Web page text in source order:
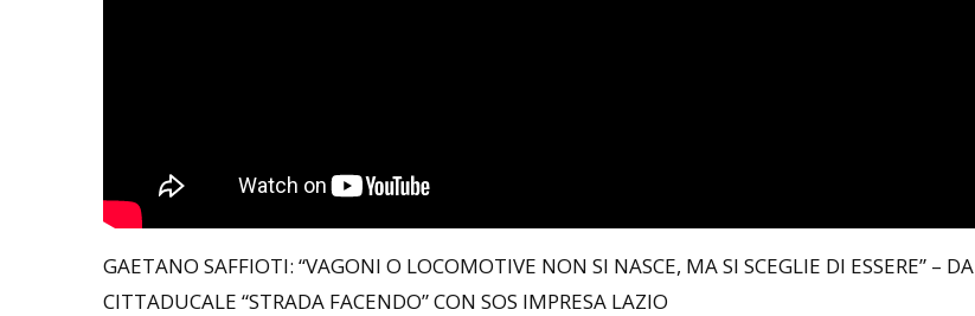
GAETANO SAFFIOTI: “VAGONI O LOCOMOTIVE NON SI NASCE, MA SI SCEGLIE DI ESSERE” – DA
CITTADUCALE “STRADA FACENDO” CON SOS IMPRESA LAZIO